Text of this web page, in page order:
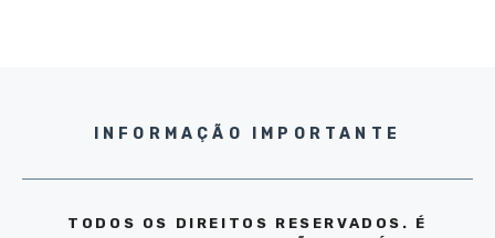
INFORMAÇÃO IMPORTANTE
TODOS OS DIREITOS RESERVADOS. É